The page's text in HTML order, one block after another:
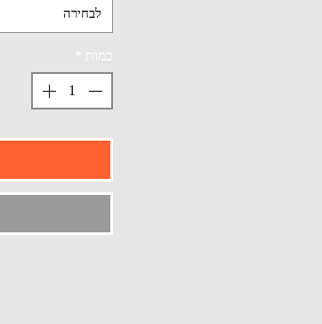
לבחירה
כמות